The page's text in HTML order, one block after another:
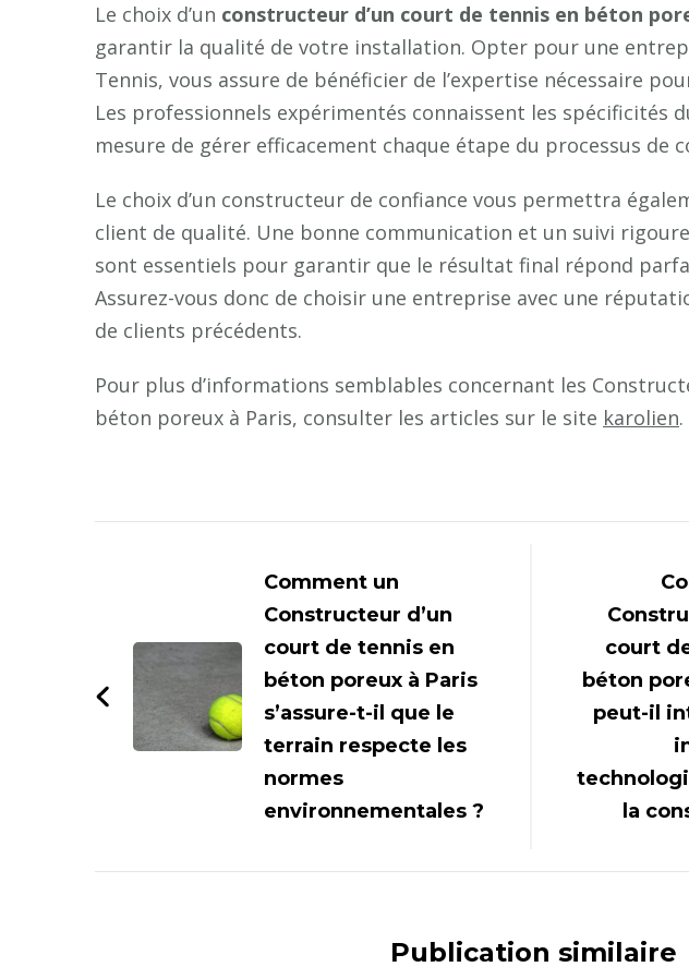
Le choix d’un constructeur d’un court de tennis en béton
garantir la qualité de votre installation. Opter pour une
Tennis, vous assure de bénéficier de l’expertise nécessaire
Les professionnels expérimentés connaissent les spécificités
mesure de gérer efficacement chaque étape du processus de
Le choix d’un constructeur de confiance vous permettra
client de qualité. Une bonne communication et un suivi
sont essentiels pour garantir que le résultat final répond
Assurez-vous donc de choisir une entreprise avec une
de clients précédents.
Pour plus d’informations semblables concernant les
béton poreux à Paris, consulter les articles sur le site karolien.
Comment un
Constructeur d’un
court de tennis en
béton poreux à Paris
s’assure-t-il que le
terrain respecte les
normes
environnementales ?
court
béton
peut-il
la
Publication similaire